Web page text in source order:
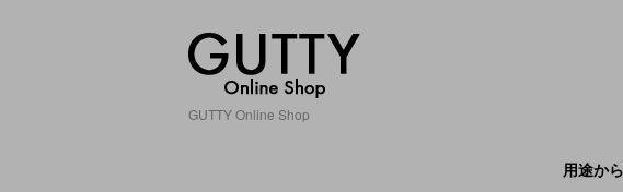
GUTTY Online Shop
用途か